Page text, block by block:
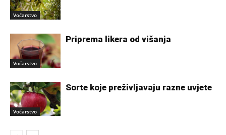
Voćarstvo
Voćarstvo
Priprema likera od višanja
Voćarstvo
Sorte koje preživljavaju razne uvjete